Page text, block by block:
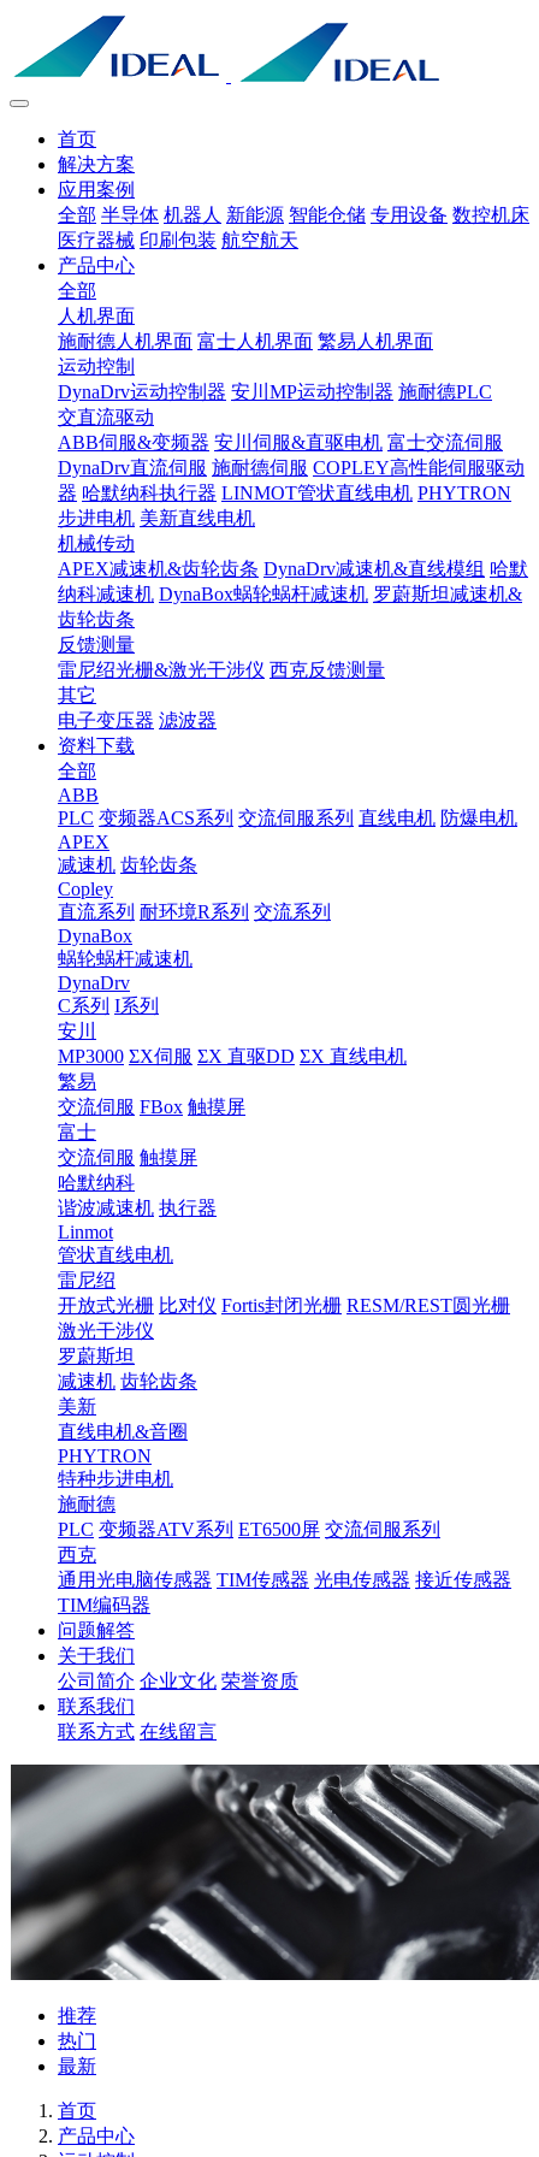
首页
解决方案
应用案例
全部 半导体 机器人 新能源 智能仓储 专用设备 数控机床
医疗器械 印刷包装 航空航天
产品中心
全部
人机界面
施耐德人机界面 富士人机界面 繁易人机界面
运动控制
DynaDrv运动控制器 安川MP运动控制器 施耐德PLC
交直流驱动
ABB伺服&变频器 安川伺服&直驱电机 富士交流伺服
DynaDrv直流伺服 施耐德伺服 COPLEY高性能伺服驱动
器 哈默纳科执行器 LINMOT管状直线电机 PHYTRON
步进电机 美新直线电机
机械传动
APEX减速机&齿轮齿条 DynaDrv减速机&直线模组 哈默
纳科减速机 DynaBox蜗轮蜗杆减速机 罗蔚斯坦减速机&
齿轮齿条
反馈测量
雷尼绍光栅&激光干涉仪 西克反馈测量
其它
电子变压器 滤波器
资料下载
全部
ABB
PLC 变频器ACS系列 交流伺服系列 直线电机 防爆电机
APEX
减速机 齿轮齿条
Copley
直流系列 耐环境R系列 交流系列
DynaBox
蜗轮蜗杆减速机
DynaDrv
C系列 I系列
安川
MP3000 ΣX伺服 ΣX 直驱DD ΣX 直线电机
繁易
交流伺服 FBox 触摸屏
富士
交流伺服 触摸屏
哈默纳科
谐波减速机 执行器
Linmot
管状直线电机
雷尼绍
开放式光栅 比对仪 Fortis封闭光栅 RESM/REST圆光栅
激光干涉仪
罗蔚斯坦
减速机 齿轮齿条
美新
直线电机&音圈
PHYTRON
特种步进电机
施耐德
PLC 变频器ATV系列 ET6500屏 交流伺服系列
西克
通用光电脑传感器 TIM传感器 光电传感器 接近传感器
TIM编码器
问题解答
关于我们
公司简介 企业文化 荣誉资质
联系我们
联系方式 在线留言
推荐
热门
最新
首页
产品中心